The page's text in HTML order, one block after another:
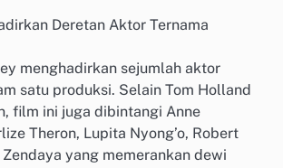
Deretan Aktor Ternama
menghadirkan sejumlah aktor
satu produksi. Selain Tom Holland
film ini juga dibintangi Anne
Theron, Lupita Nyong’o, Robert
yang memerankan dewi